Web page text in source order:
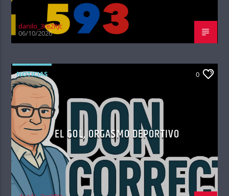
danilo_3re2RJc
06/10/2026
NOTICIAS 0
EL GOL, ORGASMO DEPORTIVO